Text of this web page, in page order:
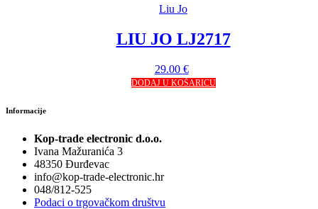
Liu Jo
LIU JO LJ2717
29.00 €
DODAJ U KOŠARICU
Informacije
Kop-trade electronic d.o.o.
Ivana Mažuranića 3
48350 Đurđevac
info@kop-trade-electronic.hr
048/812-525
Podaci o trgovačkom društvu